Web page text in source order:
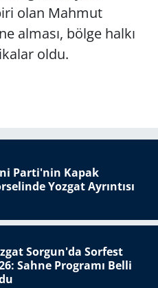
olan Mahmut
alması, bölge halkı
oldu.
Parti'nin Kapak
Yozgat Ayrıntısı
Sorgun'da Sorfest
Sahne Programı Belli